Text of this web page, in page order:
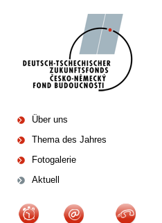
Über uns
Thema des Jahres
Fotogalerie
Aktuell